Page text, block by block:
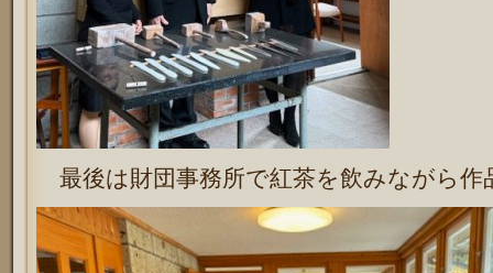
最後は財団事務所で紅茶を飲みながら作